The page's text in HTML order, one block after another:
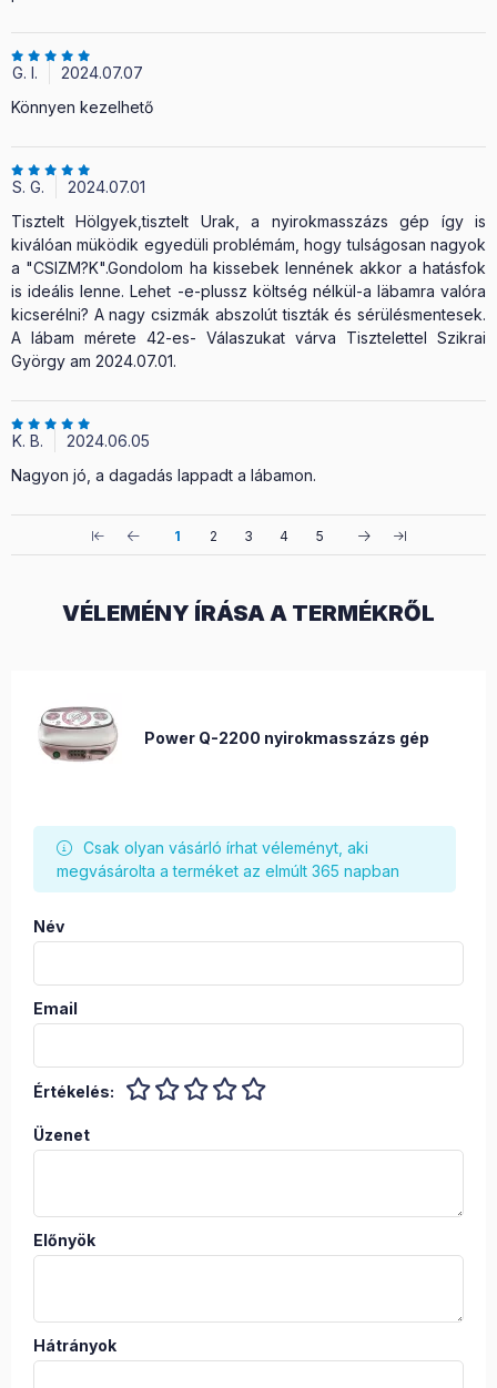
G. I.
2024.07.07
Könnyen kezelhető
S. G.
2024.07.01
Tisztelt Hölgyek,tisztelt Urak, a nyirokmasszázs gép így is
kiválóan müködik egyedüli problémám, hogy tulságosan nagyok
a "CSIZM?K".Gondolom ha kissebek lennének akkor a hatásfok
is ideális lenne. Lehet -e-plussz költség nélkül-a läbamra valóra
kicserélni? A nagy csizmák abszolút tiszták és sérülésmentesek.
A lábam mérete 42-es- Válaszukat várva Tisztelettel Szikrai
György am 2024.07.01.
K. B.
2024.06.05
Nagyon jó, a dagadás lappadt a lábamon.
1 2 3 4 5
VÉLEMÉNY ÍRÁSA A TERMÉKRŐL
Power Q-2200 nyirokmasszázs gép
Csak olyan vásárló írhat véleményt, aki
megvásárolta a terméket az elmúlt 365 napban
Név
Email
Értékelés:
Üzenet
Előnyök
Hátrányok